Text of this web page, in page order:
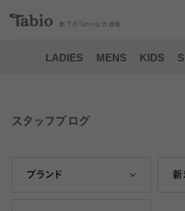
靴下の Tabio 公式通販
LADIES MENS KIDS
スタッフブログ
ブランド 新